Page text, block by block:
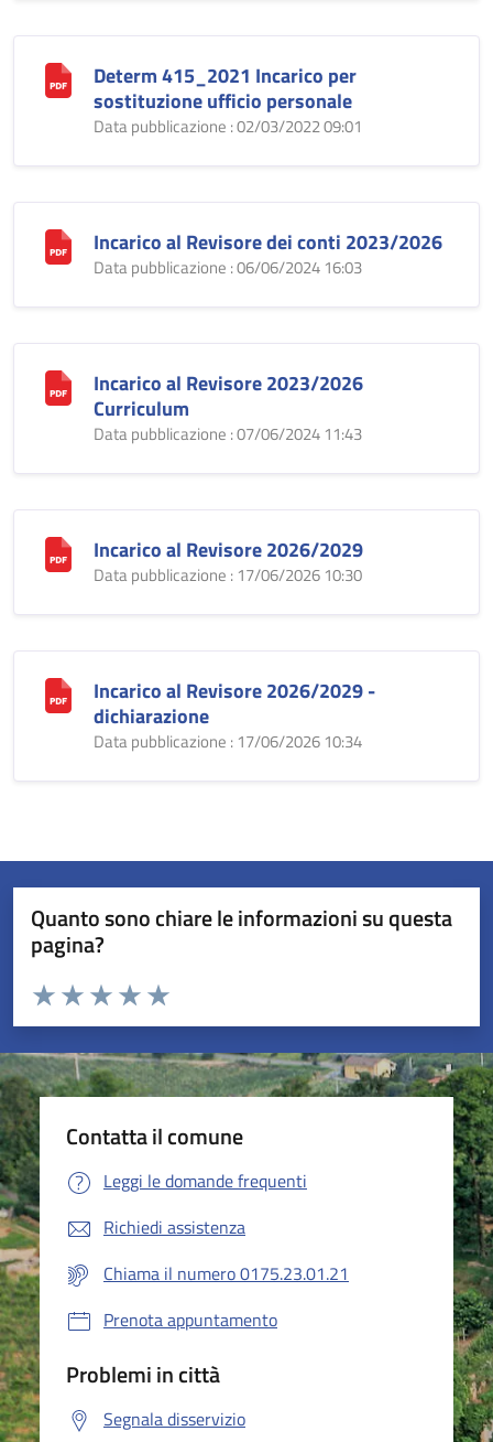
Determ 415_2021 Incarico per
sostituzione ufficio personale
Data pubblicazione : 02/03/2022 09:01
Incarico al Revisore dei conti 2023/2026
Data pubblicazione : 06/06/2024 16:03
Incarico al Revisore 2023/2026
Curriculum
Data pubblicazione : 07/06/2024 11:43
Incarico al Revisore 2026/2029
Data pubblicazione : 17/06/2026 10:30
Incarico al Revisore 2026/2029 -
dichiarazione
Data pubblicazione : 17/06/2026 10:34
Quanto sono chiare le informazioni su questa
pagina?
Valuta da 1 a 5 stelle la pagina
Valuta 5 stelle su 5
Valuta 4 stelle su 5
Valuta 3 stelle su 5
Valuta 2 stelle su 5
Valuta 1 stelle su 5
Contatta il comune
Leggi le domande frequenti
Richiedi assistenza
Chiama il numero 0175.23.01.21
Prenota appuntamento
Problemi in città
Segnala disservizio